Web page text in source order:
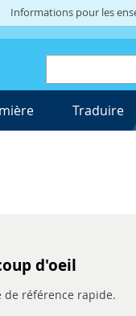
Informations pour les
Traduire
d'oeil
de référence rapide.